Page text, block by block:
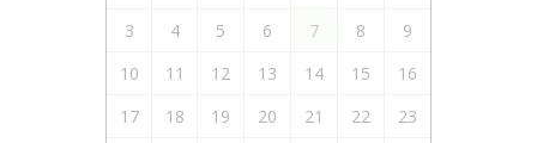
3
4 5 6 7 8
9
10
11 12 13 14 15
16
17
18 19 20 21 22
23